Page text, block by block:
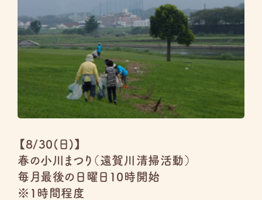
【8/30(日)】
春の小川まつり（遠賀川清掃活動）
毎月最後の日曜日10時開始
※1時間程度